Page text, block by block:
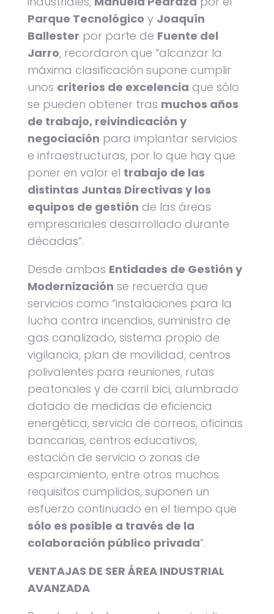
Parque Tecnológico y Joaquín
Ballester por parte de Fuente del
Jarro, recordaron que “alcanzar la
máxima clasificación supone cumplir
unos criterios de excelencia que sólo
se pueden obtener tras muchos años
de trabajo, reivindicación y
negociación para implantar servicios
e infraestructuras, por lo que hay que
poner en valor el trabajo de las
distintas Juntas Directivas y los
equipos de gestión de las áreas
empresariales desarrollado durante
décadas”.
Desde ambas Entidades de Gestión y
Modernización se recuerda que
servicios como “instalaciones para la
lucha contra incendios, suministro de
gas canalizado, sistema propio de
vigilancia, plan de movilidad, centros
polivalentes para reuniones, rutas
peatonales y de carril bici, alumbrado
dotado de medidas de eficiencia
energética, servicio de correos, oficinas
bancarias, centros educativos,
estación de servicio o zonas de
esparcimiento, entre otros muchos
requisitos cumplidos, suponen un
esfuerzo continuado en el tiempo que
sólo es posible a través de la
colaboración público privada”.
VENTAJAS DE SER ÁREA INDUSTRIAL
AVANZADA